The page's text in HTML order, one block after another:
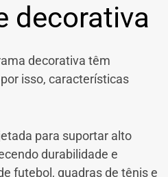
decorativa
decorativa têm
isso, características
para suportar alto
durabilidade e
futebol, quadras de tênis e